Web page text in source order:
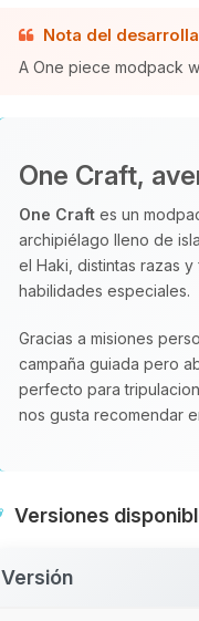
Nota del
A One piece modpack
One Craft,
One Craft es un
archipiélago lleno de
el Haki, distintas razas
habilidades especiales.
Gracias a misiones
campaña guiada pero
perfecto para
nos gusta recomendar
Versiones
Versión